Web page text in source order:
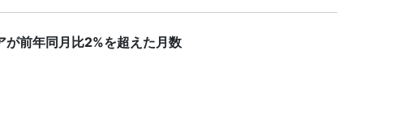
が前年同月比2%を超えた月数